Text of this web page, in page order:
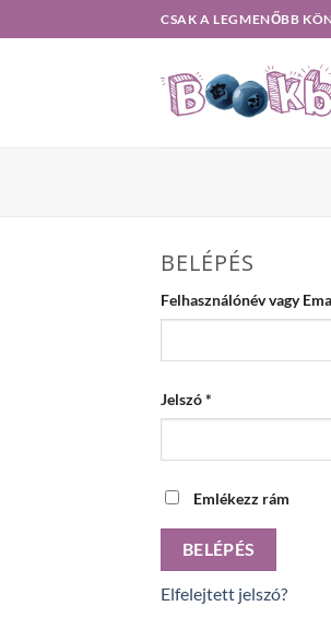
to
CSAK A LEGMENŐBB
BELÉPÉS
Felhasználónév vagy
Jelszó*
Emlékezz rám
BELÉPÉS
Elfelejtett jelszó?